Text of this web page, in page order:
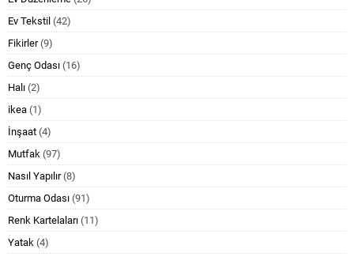
Ev Tekstil (42)
Fikirler(9)
Genç Odası (16)
Halı (2)
ikea (1)
İnşaat (4)
Mutfak (97)
Nasıl Yapılır(8)
Oturma Odası (91)
Renk Kartelaları (11)
Yatak (4)